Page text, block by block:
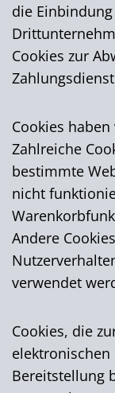
die
Cookies zur
Cookies
Zahlreiche
bestimmte
nicht
Andere
verwendet
Cookies, die
Bereitstellung